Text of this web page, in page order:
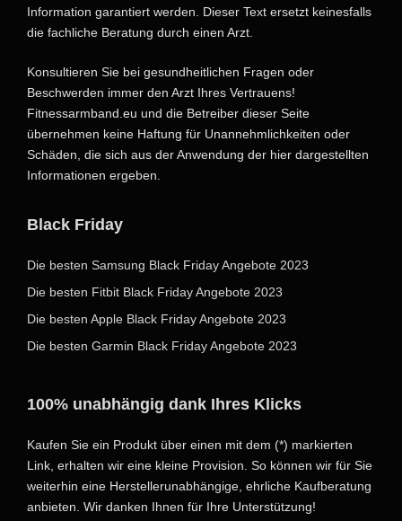
Information garantiert werden. Dieser Text ersetzt keinesfalls
die fachliche Beratung durch einen Arzt.
Konsultieren Sie bei gesundheitlichen Fragen oder
Beschwerden immer den Arzt Ihres Vertrauens!
Fitnessarmband.eu und die Betreiber dieser Seite
übernehmen keine Haftung für Unannehmlichkeiten oder
Schäden, die sich aus der Anwendung der hier dargestellten
Informationen ergeben.
Black Friday
Die besten Samsung Black Friday Angebote 2023
Die besten Fitbit Black Friday Angebote 2023
Die besten Apple Black Friday Angebote 2023
Die besten Garmin Black Friday Angebote 2023
100% unabhängig dank Ihres Klicks
Kaufen Sie ein Produkt über einen mit dem (*) markierten
Link, erhalten wir eine kleine Provision. So können wir für Sie
weiterhin eine Herstellerunabhängige, ehrliche Kaufberatung
anbieten. Wir danken Ihnen für Ihre Unterstützung!